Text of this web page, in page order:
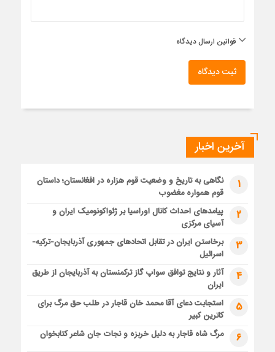
قوانین ارسال دیدگاه
ثبت دیدگاه
آخرین اخبار
1
نگاهی به تاریخ و وضعیت قوم هزاره در افغانستان؛ داستان
قوم همواره مغضوب
2
پیامدهای احداث کانال اوراسیا بر ژئواکونومیک ایران و
آسیای مرکزی
3
برخاستن ایران در تقابل اتحادهای جمهوری آذربایجان-ترکیه-
اسرائیل
4
آثار و نتایج توافق سواپ گاز ترکمنستان به آذربایجان از طریق
ایران
5
استجابت دعای آقا محمد خان قاجار در طلب حق مرگ برای
کاترین کبیر
6 مرگ شاه قاجار به دلیل خربزه و نجات جان شاعر کتابخوان